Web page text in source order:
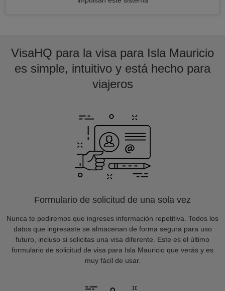
VisaHQ para la visa para Isla Mauricio
es simple, intuitivo y está hecho para
viajeros
Formulario de solicitud de una sola vez
Nunca te pediremos que ingreses información repetitiva. Todos los
datos que ingresaste se almacenan de forma segura para uso
futuro, incluso si solicitas una visa diferente. Este es el último
formulario de solicitud de visa para Isla Mauricio que verás y es
muy fácil de usar.